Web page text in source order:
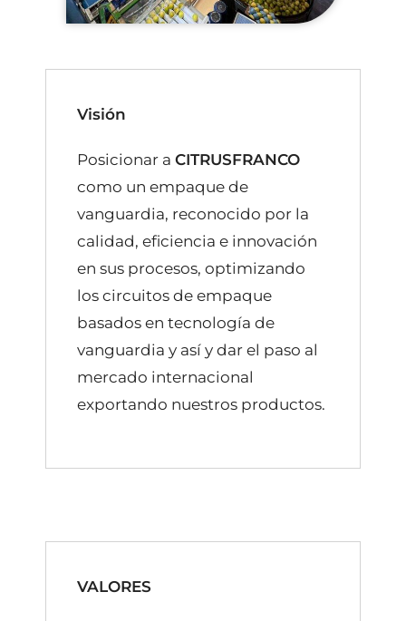
Visión
Posicionar aCITRUSFRANCO
como un empaque de
vanguardia, reconocido por la
calidad, eficiencia e innovación
en sus procesos, optimizando
los circuitos de empaque
basados en tecnología de
vanguardia y así y dar el paso al
mercado internacional
exportando nuestros productos.
VALORES